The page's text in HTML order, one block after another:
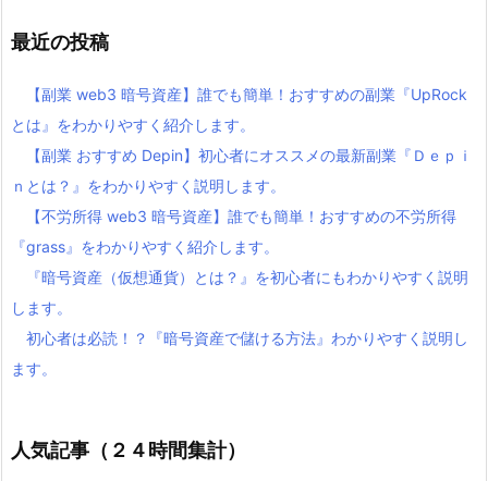
最近の投稿
【副業 web3 暗号資産】誰でも簡単！おすすめの副業『UpRock
とは』をわかりやすく紹介します。
【副業 おすすめ Depin】初心者にオススメの最新副業『Ｄｅｐｉ
ｎとは？』をわかりやすく説明します。
【不労所得 web3 暗号資産】誰でも簡単！おすすめの不労所得
『grass』をわかりやすく紹介します。
『暗号資産（仮想通貨）とは？』を初心者にもわかりやすく説明
します。
初心者は必読！？『暗号資産で儲ける方法』わかりやすく説明し
ます。
人気記事（２４時間集計）